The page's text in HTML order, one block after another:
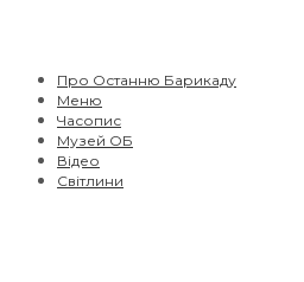
Про Останню Барикаду
Меню
Часопис
Музей ОБ
Відео
Світлини